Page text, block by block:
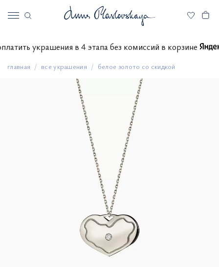
оплатить украшения в 4 этапа без комиссий в корзине
главная все украшения белое золото со скидкой